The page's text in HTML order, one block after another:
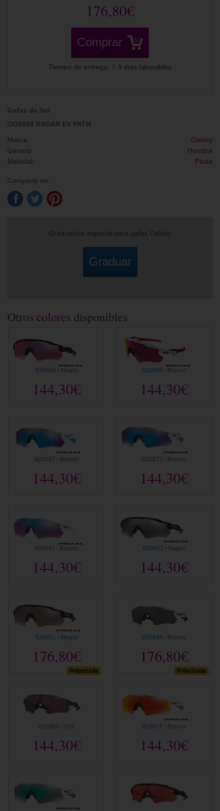
176,80€
Comprar
Tiempo de entrega: 7-9 días laborables
Gafas de Sol
OO9208 RADAR EV PATH
Marca:
Oakley
Género:
Hombre
Material:
Pasta
Compartir en:
Graduación especial para gafas Oakley
Graduar
Otros colores disponibles
920846 › Negro
144,30€
920805 › Blanco
144,30€
920857 › Blanco
144,30€
920873 › Blanco
144,30€
920847 › Blanco
144,30€
920852 › Negro
144,30€
Polarizada
920851 › Negro
176,80€
Polarizada
920894 › Blanco
176,80€
920882 › Gris
144,30€
920872 › Blanco
144,30€